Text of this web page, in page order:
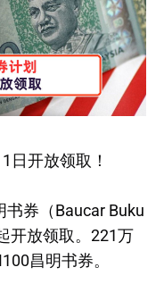
日开放领取！
券（Baucar Buku
开放领取。221万
昌明书券。